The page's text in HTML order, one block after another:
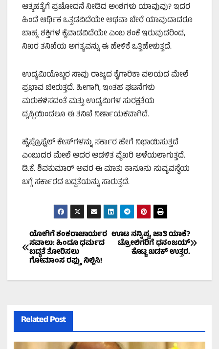
ಆತ್ಮಹತ್ಯೆಗೆ ಪ್ರಚೋದನೆ ನೀಡಿದ ಅಂಶಗಳು ಯಾವುವು? ಇದರ
ಹಿಂದೆ ಆರ್ಥಿಕ ಒತ್ತಡವಿದೆಯೇ ಅಥವಾ ಬೇರೆ ಯಾವುದಾದರೂ
ಬಾಹ್ಯ ಶಕ್ತಿಗಳ ಕೈವಾಡವಿದೆಯೇ ಎಂಬ ಶಂಕೆ ಇರುವುದರಿಂದ,
ನಿಖರ ತನಿಖೆಯ ಅಗತ್ಯವನ್ನು ಈ ಹೇಳಿಕೆ ಒತ್ತಿಹೇಳುತ್ತದೆ.
ಉದ್ಯಮಿಯೊಬ್ಬರ ಸಾವು ರಾಜ್ಯದ ಕೈಗಾರಿಕಾ ವಲಯದ ಮೇಲೆ
ಪ್ರಭಾವ ಬೀರುತ್ತದೆ. ಹೀಗಾಗಿ, ಇಂತಹ ಘಟನೆಗಳು
ಮರುಕಳಿಸದಂತೆ ಮತ್ತು ಉದ್ಯಮಿಗಳ ಸುರಕ್ಷತೆಯ
ದೃಷ್ಟಿಯಿಂದಲೂ ಈ ತನಿಖೆ ನಿರ್ಣಾಯಕವಾಗಿದೆ.
ಹೈಪ್ರೊಫೈಲ್ ಕೇಸ್‌ಗಳನ್ನು ಸರ್ಕಾರ ಹೇಗೆ ನಿಭಾಯಿಸುತ್ತದೆ
ಎಂಬುದರ ಮೇಲೆ ಅದರ ಆಡಳಿತ ವೈಖರಿ ಅಳೆಯಲಾಗುತ್ತದೆ.
ಡಿ.ಕೆ. ಶಿವಕುಮಾರ್ ಅವರ ಈ ಮಾತು ಕಾನೂನು ಸುವ್ಯವಸ್ಥೆಯ
ಬಗ್ಗೆ ಸರ್ಕಾರದ ಬದ್ಧತೆಯನ್ನು ಸಾರುತ್ತದೆ.
Post
navigation
ಊಟ ನನ್ನಿಷ್ಟ, ಜಾತಿ ಯಾಕೆ?
ಟ್ರೋಲಿಗರಿಗೆ ಧನಂಜಯ್
ಕೊಟ್ಟ ಖಡಕ್ ಉತ್ತರ.
ಯೋಗಿಗೆ ಶಂಕರಾಚಾರ್ಯರ
ಸವಾಲು: ಹಿಂದೂ ಧರ್ಮದ
ಬದ್ಧತೆ ತೋರಿಸಲು
ಗೋಮಾಂಸ ರಫ್ತು ನಿಲ್ಲಿಸಿ!
Related Post